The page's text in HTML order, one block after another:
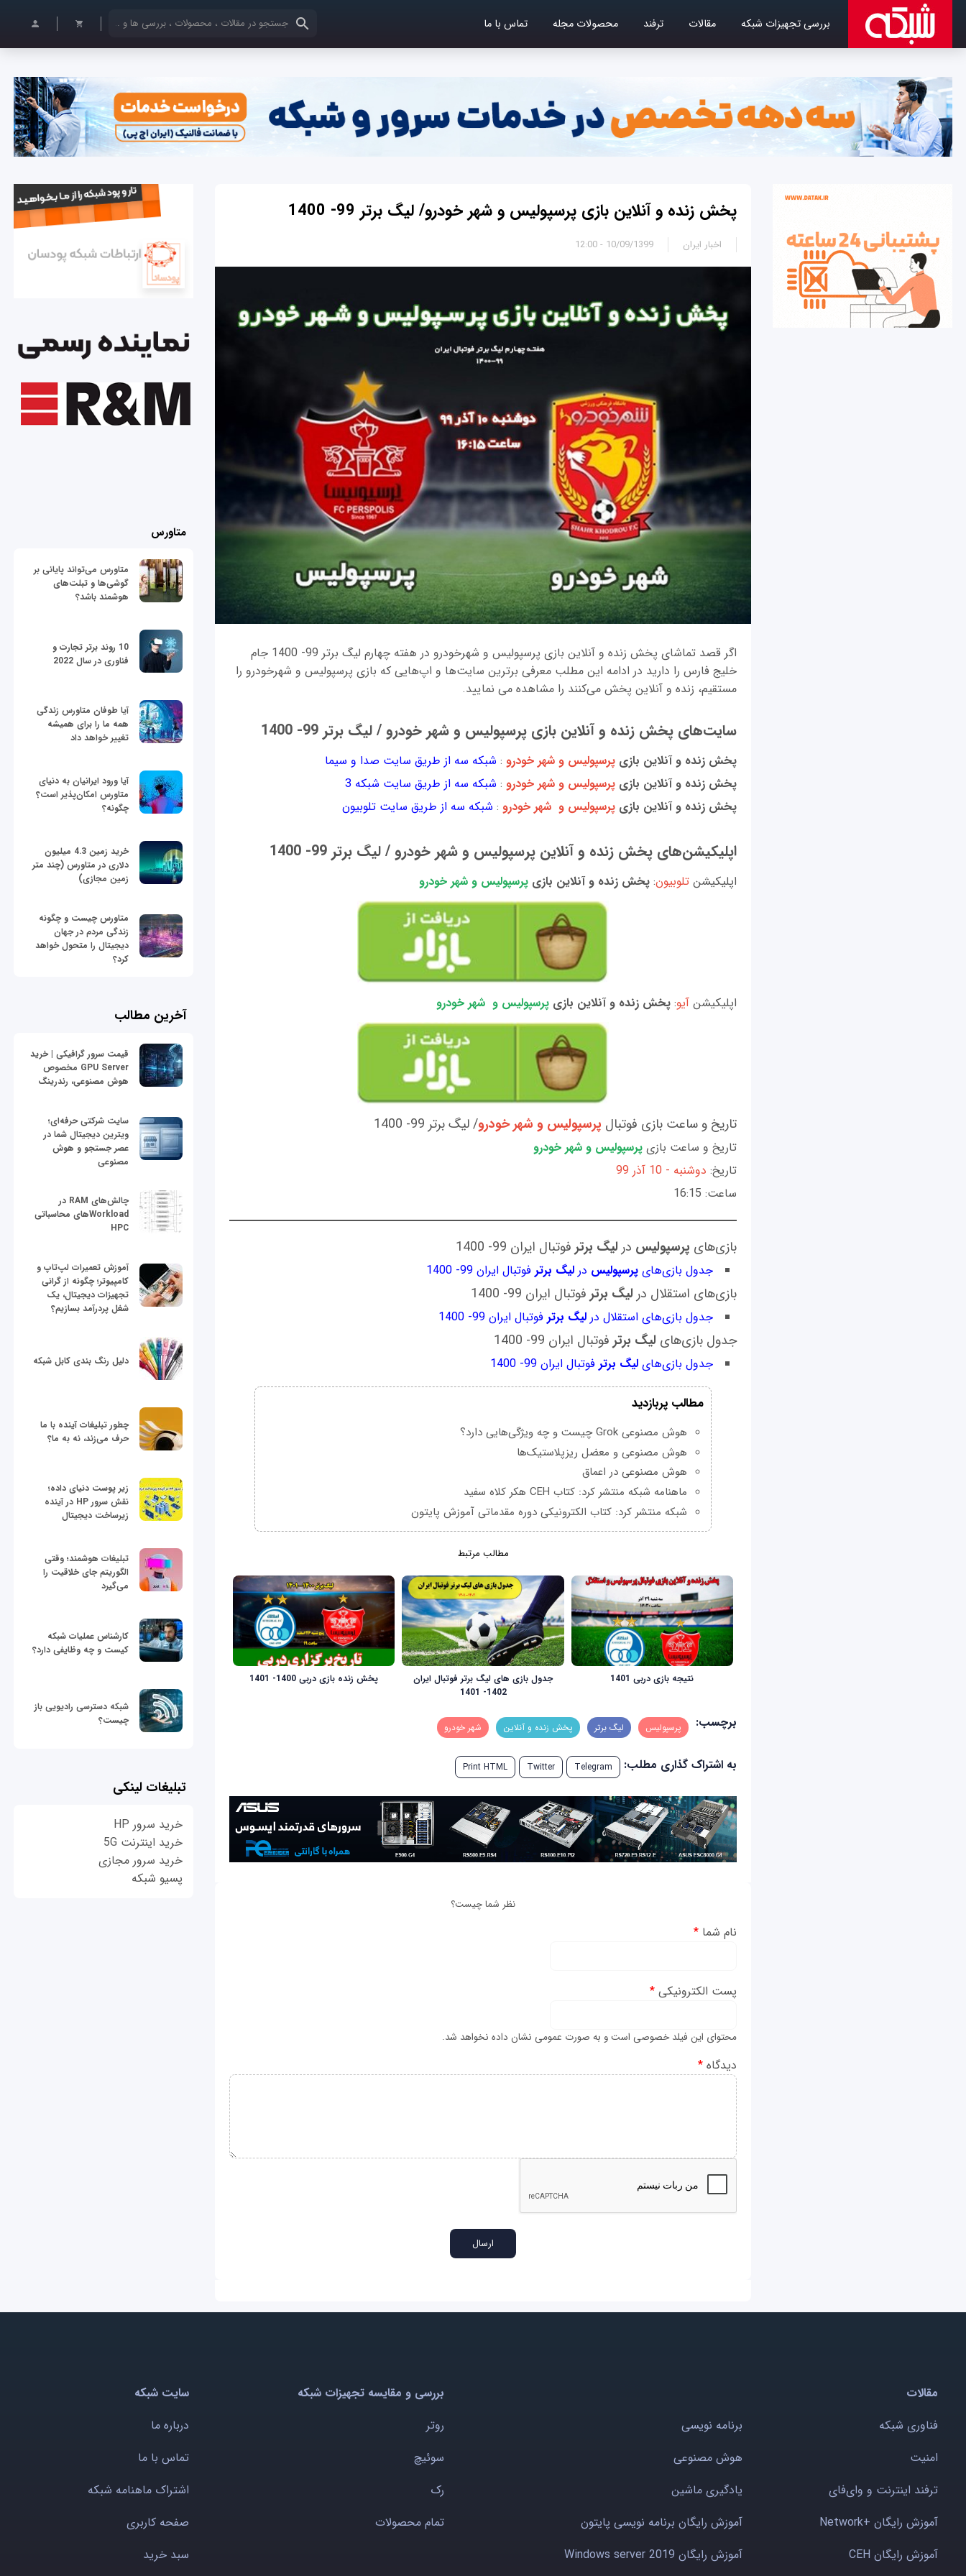
بررسی تجهیزات شبکه مقالات ترفند محصولات مجله تماس با ما کلمات کلیدی خود را وارد کنید
پخش زنده و آنلاین بازی پرسپولیس و شهر خودرو/ لیگ برتر 99- 1400
10/09/1399 - 12:00 اخبار ایران
اگر قصد تماشای پخش زنده و آنلاین بازی پرسپولیس و شهرخودرو در هفته چهارم لیگ برتر 99- 1400 جام
خلیج فارس را دارید در ادامه این مطلب معرفی برترین سایت‌ها و اپ‌هایی که بازی پرسپولیس و شهر‌‌خودرو را
مستقیم، زنده و آنلاین پخش می‌کنند را مشاهده می نمایید.
سایت‌های پخش زنده و آنلاین بازی پرسپولیس و شهر خودرو / لیگ برتر 99- 1400
پخش زنده و آنلاین بازی پرسپولیس و شهر خودرو : شبکه سه از طریق سایت صدا و سیما
پخش زنده و آنلاین بازی پرسپولیس و شهر خودرو : شبکه سه از طریق سایت شبکه 3
پخش زنده و آنلاین بازی پرسپولیس و شهر خودرو : شبکه سه از طریق سایت تلوبیون
اپلیکیشن‌های پخش زنده و آنلاین پرسپولیس و شهر خودرو / لیگ برتر 99- 1400
اپلیکیشن ‌ تلوبیون: پخش زنده و آنلاین بازی پرسپولیس و شهر خودرو
اپلیکیشن‌ آیو: پخش زنده و آنلاین بازی پرسپولیس و شهر خودرو
تاریخ و ساعت بازی فوتبال پرسپولیس و شهر خودرو/ لیگ برتر 99- 1400
تاریخ و ساعت بازی پرسپولیس و شهر خودرو
تاریخ: دو‌شنبه - 10 آذر 99
ساعت: 16:15
بازی‌های پرسپولیس در لیگ برتر فوتبال ایران 99- 1400
جدول بازی‌های پرسپولیس در لیگ برتر فوتبال ایران 99- 1400
بازی‌های استقلال در لیگ برتر فوتبال ایران 99- 1400
جدول بازی‌های استقلال در لیگ برتر فوتبال ایران 99- 1400
جدول بازی‌های لیگ برتر فوتبال ایران 99- 1400
جدول بازی‌های لیگ برتر فوتبال ایران 99- 1400
مطالب پربازدید
هوش مصنوعی Grok چیست و چه ویژگی‌هایی دارد؟
هوش مصنوعی و معضل ریزپلاستیک‌ها
هوش مصنوعی در اعماق
ماهنامه شبکه منتشر کرد: کتاب CEH هکر کلاه سفید
شبکه منتشر کرد: کتاب الکترونیکی دوره مقدماتی آموزش پایتون
مطالب مرتبط
نتیجه بازی دربی 1401
جدول بازی‌ های لیگ برتر فوتبال ایران
1402- 1401
پخش زنده بازی دربی 1400- 1401
برچسب: پرسپولیس لیگ برتر پخش زنده و آنلاین شهر خودرو
به اشتراک گذاری مطلب: Telegram
Twitter
Print HTML
نظر شما چیست؟
نام شما *
پست الکترونیکی *
محتوای این فیلد خصوصی است و به صورت عمومی نشان داده نخواهد شد.
دیدگاه *
متاورس
متاورس می‌تواند پایانی بر
گوشی‌ها و تبلت‌های
هوشمند باشد؟
10 روند برتر تجارت و
فناوری در سال 2022
آیا طوفان متاورس زندگی
همه ما را برای همیشه
تغییر خواهد داد
آیا ورود ایرانیان به دنیای
متاورس امکان‌پذیر است؟
چگونه؟
خرید زمین 4.3 میلیون
دلاری در متاورس (چند متر
زمین مجازی)
متاورس چیست و چگونه
زندگی مردم در جهان
دیجیتال را متحول خواهد
کرد؟
آخرین مطالب
قیمت سرور گرافیکی | خرید
GPU Server مخصوص
هوش مصنوعی، رندرینگ
سایت شرکتی حرفه‌ای؛
ویترین دیجیتال شما در
عصر جستجو و هوش
مصنوعی
چالش‌های RAM در
Workloadهای محاسباتی
HPC
آموزش تعمیرات لپ‌تاپ و
کامپیوتر؛ چگونه از گرانی
تجهیزات دیجیتال، یک
شغل پردرآمد بسازیم؟
دلیل رنگ بندی کابل شبکه
چطور تبلیغات آینده با ما
حرف می‌زند، نه به ما؟
زیر پوست دنیای داده؛
نقش سرور HP در آینده
زیرساخت دیجیتال
تبلیغات هوشمند؛ وقتی
الگوریتم جای خلاقیت را
می‌گیرد
کارشناس عملیات شبکه
کیست و چه وظایفی دارد؟
شبکه دسترسی رادیویی باز
چیست؟
تبلیغات لینکی
خرید سرور HP
خرید اینترنت 5G
خرید سرور مجازی
پسیو شبکه
مقالات
فناوری شبکه
برنامه نویسی
امنیت
هوش مصنوعی
ترفند اینترنت و وای‌فای
یادگیری ماشین
آموزش رایگان +Network
آموزش رایگان برنامه نویسی پایتون
آموزش رایگان CEH
آموزش رایگان Windows server 2019
بررسی و مقایسه تجهیزات شبکه
روتر
سوئیچ
رک
تمام محصولات
سایت شبکه
درباره ما
تماس با ما
اشتراک ماهنامه شبکه
صفحه کاربری
سبد خرید